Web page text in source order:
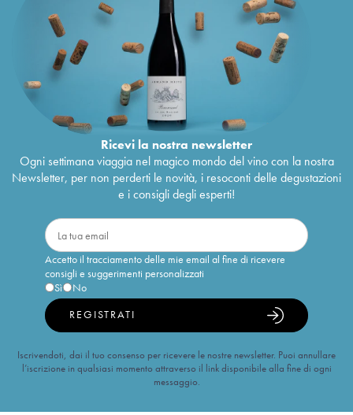
Ricevi la nostra newsletter
Ogni settimana viaggia nel magico mondo del vino con la nostra
Newsletter, per non perderti le novità, i resoconti delle degustazioni
e i consigli degli esperti!
Accetto il tracciamento delle mie email al fine di ricevere
consigli e suggerimenti personalizzati
Sì
No
REGISTRATI
Iscrivendoti, dai il tuo consenso per ricevere le nostre newsletter. Puoi annullare
l’iscrizione in qualsiasi momento attraverso il link disponibile alla fine di ogni
messaggio.